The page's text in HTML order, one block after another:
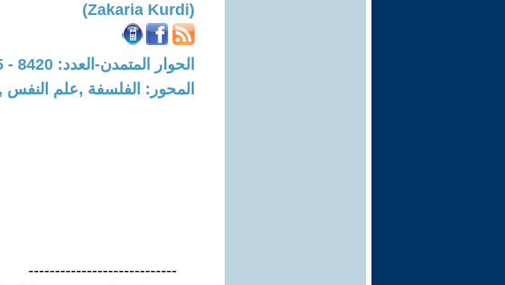
(Zakaria Kurdi)
الحوار المتمدن-العدد: 8420 - 2025 / 7 / 31 - 20:16
المحور: الفلسفة ,علم النفس
----------------------------